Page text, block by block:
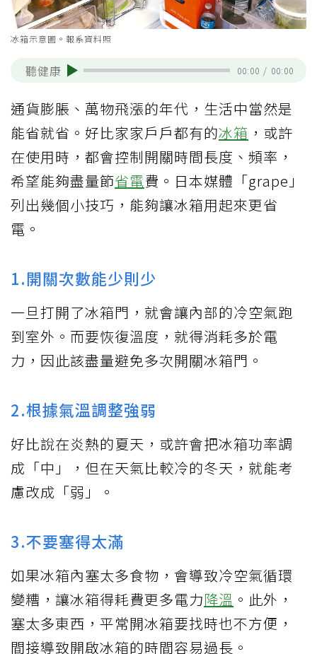
冰箱示意圖。報系資料照
聽健康 00:00 / 00:00
通貨膨脹、萬物飛漲的年代，生活中當然是
能省就省。好比家家戶戶都有的冰箱 ，或許
在使用時，都會控制開關時間長度、頻率，
希望能夠盡量節省電費。日本媒體「grape」
列出幾個小技巧，能夠讓冰箱用起來更省
電。
1.開關次數能少則少
一旦打開了冰箱門，就會讓內部的冷空氣跑
到室外。而要恢復溫度，就得消耗多於電
力，因此該盡量避免多次開關冰箱門。
2.根據氣溫調整強弱
好比說在炎熱的夏天，或許會把冰箱功率調
成「中」，但在天氣比較冷的冬天，就能考
慮改成「弱」。
3.不要塞得太滿
如果冰箱內塞太多食物，會導致冷空氣循環
變糟，讓冰箱得耗費更多電力降溫 。此外，
塞太多東西，平常開冰箱要找時也不方便，
間接導致開啟冰箱的時間容易過長。